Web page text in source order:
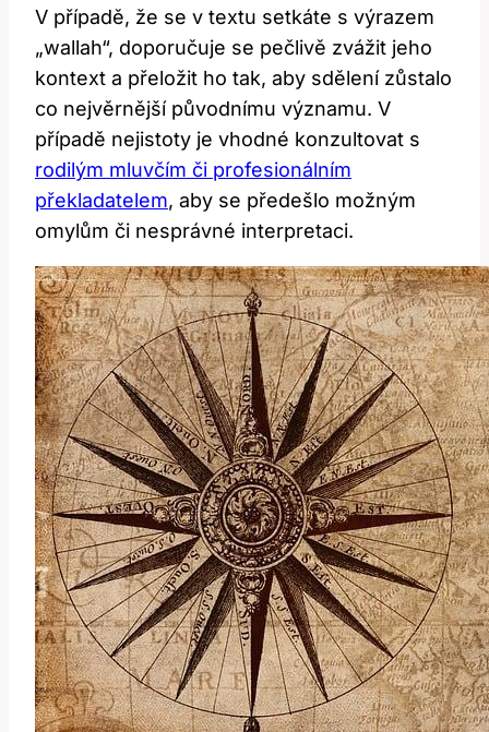
V případě, že se v textu setkáte s výrazem
„wallah“, doporučuje se pečlivě zvážit jeho
kontext a přeložit ho tak, aby sdělení zůstalo
co nejvěrnější původnímu významu. V
případě nejistoty je vhodné konzultovat s
rodilým mluvčím či profesionálním
překladatelem, aby se předešlo možným
omylům či nesprávné interpretaci.